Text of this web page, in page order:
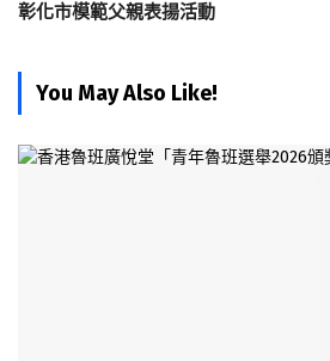
彰化市模範父親表揚活動
You May Also Like!